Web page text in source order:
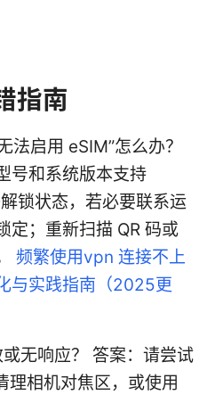
指南
法启用 eSIM”怎么办？
号和系统版本支持
锁状态，若必要联系运
定；重新扫描 QR 码或
频繁使用vpn 连接不上
与实践指南（2025更
无响应？ 答案：请尝试
理相机对焦区，或使用